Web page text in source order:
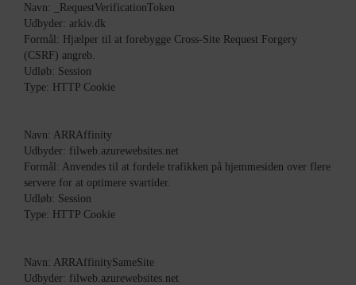
Navn: _RequestVerificationToken
Udbyder: arkiv.dk
Formål: Hjælper til at forebygge Cross-Site Request Forgery
(CSRF) angreb.
Udløb: Session
Type: HTTP Cookie
Navn: ARRAffinity
Udbyder: filweb.azurewebsites.net
Formål: Anvendes til at fordele trafikken på hjemmesiden over flere
servere for at optimere svartider.
Udløb: Session
Type: HTTP Cookie
Navn: ARRAffinitySameSite
Udbyder: filweb.azurewebsites.net